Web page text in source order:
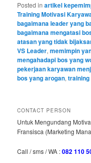
Posted in artikel
Training Motivasi
bagaimana leader yang
bagaimana mengatasi
atasan yang tidak
VS Leader,memimpin
mengahadapi bos yang
pekerjaan karyawan
bos yang arogan,
CONTACT PERSON
Untuk Mengundang
Fransisca (Marketing
Call / sms / WA :082 110